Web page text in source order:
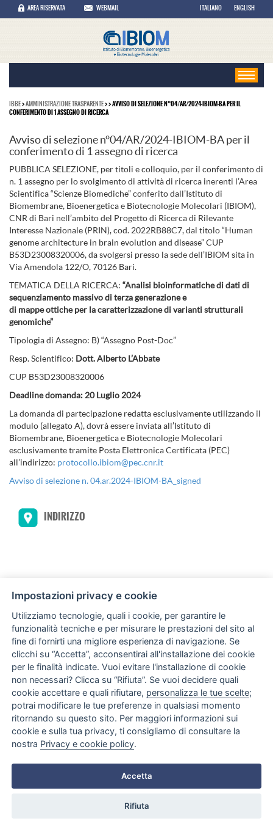
AREA RISERVATA WEBMAIL ITALIANO ENGLISH
IBBE>AMMINISTRAZIONE TRASPARENTE>> AVVISO DI SELEZIONE N°04/AR/2024-IBIOM-BA PER IL
CONFERIMENTO DI 1 ASSEGNO DI RICERCA
Avviso di selezione n°04/AR/2024-IBIOM-BA per il
conferimento di 1 assegno di ricerca
PUBBLICA SELEZIONE, per titoli e colloquio, per il conferimento di
n. 1 assegno per lo svolgimento di attività di ricerca inerenti l’Area
Scientifica “Scienze Biomediche” conferito dall’Istituto di
Biomembrane, Bioenergetica e Biotecnologie Molecolari (IBIOM),
CNR di Bari nell’ambito del Progetto di Ricerca di Rilevante
Interesse Nazionale (PRIN), cod. 2022RB88C7, dal titolo “Human
genome architecture in brain evolution and disease” CUP
B53D23008320006, da svolgersi presso la sede dell’IBIOM sita in
Via Amendola 122/O, 70126 Bari.
TEMATICA DELLA RICERCA: “Analisi bioinformatiche di dati di
sequenziamento massivo di terza generazione e
di mappe ottiche per la caratterizzazione di varianti strutturali
genomiche”
Tipologia di Assegno: B) “Assegno Post-Doc”
Resp. Scientifico: Dott. Alberto L’Abbate
CUP B53D23008320006
Deadline domanda: 20 Luglio 2024
La domanda di partecipazione redatta esclusivamente utilizzando il
modulo (allegato A), dovrà essere inviata all’Istituto di
Biomembrane, Bioenergetica e Biotecnologie Molecolari
esclusivamente tramite Posta Elettronica Certificata (PEC)
all’indirizzo: protocollo.ibiom@pec.cnr.it
Avviso di selezione n. 04.ar.2024-IBIOM-BA_signed
INDIRIZZO
Via Giovanni Amendola, 122/O
70126 Bari (BA) Italia
Impostazioni privacy e cookie
Utilizziamo tecnologie, quali i cookie, per garantire le
funzionalità tecniche e per misurare le prestazioni del sito al
fine di fornirti una migliore esperienza di navigazione. Se
clicchi su “Accetta”, acconsentirai all'installazione dei cookie
per le finalità indicate. Vuoi evitare l'installazione di cookie
non necessari? Clicca su “Rifiuta”. Se vuoi decidere quali
cookie accettare e quali rifiutare, personalizza le tue scelte;
potrai modificare le tue preferenze in qualsiasi momento
ritornando su questo sito. Per maggiori informazioni sui
cookie e sulla tua privacy, ti consigliamo di consultare la
nostra Privacy e cookie policy.
Accetta
Rifiuta